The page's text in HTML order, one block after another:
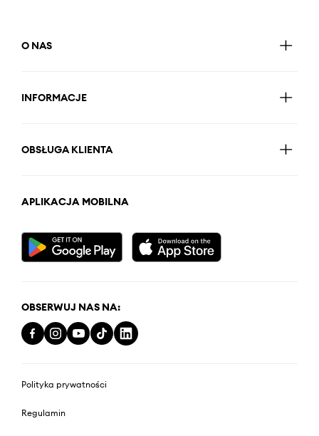
O NAS
INFORMACJE
OBSŁUGA KLIENTA
APLIKACJA MOBILNA
OBSERWUJ NAS NA:
Polityka prywatności
Regulamin